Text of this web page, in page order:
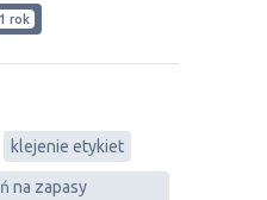
1 rok
klejenie etykiet
na zapasy